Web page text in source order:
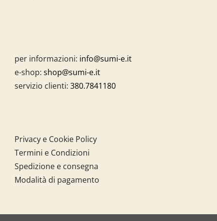
per informazioni: info@sumi-e.it
e-shop: shop@sumi-e.it
servizio clienti: 380.7841180
Privacy e Cookie Policy
Termini e Condizioni
Spedizione e consegna
Modalità di pagamento